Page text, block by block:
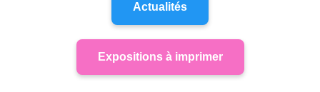
Actualités
Expositions à imprimer